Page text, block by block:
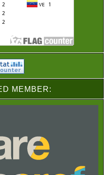
MEMBER: